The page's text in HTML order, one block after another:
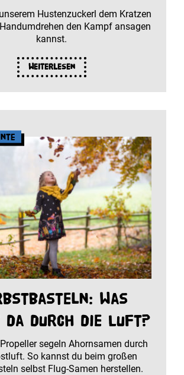
Hustenzuckerl dem Kratzen
den Kampf ansagen
kannst.
Weiterlesen
Was
durch die Luft?
segeln Ahornsamen durch
So kannst du beim großen
selbst Flug-Samen herstellen.